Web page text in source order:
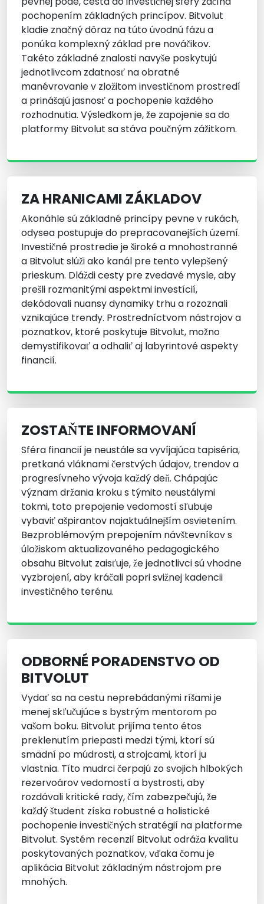
pochopením základných princípov. Bitvolut
kladie značný dôraz na túto úvodnú fázu a
ponúka komplexný základ pre nováčikov.
Takéto základné znalosti navyše poskytujú
jednotlivcom zdatnosť na obratné
manévrovanie v zložitom investičnom prostredí
a prinášajú jasnosť a pochopenie každého
rozhodnutia. Výsledkom je, že zapojenie sa do
platformy Bitvolut sa stáva poučným zážitkom.
ZA HRANICAMI ZÁKLADOV
Akonáhle sú základné princípy pevne v rukách,
odysea postupuje do prepracovanejších území.
Investičné prostredie je široké a mnohostranné
a Bitvolut slúži ako kanál pre tento vylepšený
prieskum. Dláždi cesty pre zvedavé mysle, aby
prešli rozmanitými aspektmi investícií,
dekódovali nuansy dynamiky trhu a rozoznali
vznikajúce trendy. Prostredníctvom nástrojov a
poznatkov, ktoré poskytuje Bitvolut, možno
demystifikovať a odhaliť aj labyrintové aspekty
financií.
ZOSTAŇTE INFORMOVANÍ
Sféra financií je neustále sa vyvíjajúca tapiséria,
pretkaná vláknami čerstvých údajov, trendov a
progresívneho vývoja každý deň. Chápajúc
význam držania kroku s týmito neustálymi
tokmi, toto prepojenie vedomostí sľubuje
vybaviť ašpirantov najaktuálnejším osvietením.
Bezproblémovým prepojením návštevníkov s
úložiskom aktualizovaného pedagogického
obsahu Bitvolut zaisťuje, že jednotlivci sú vhodne
vyzbrojení, aby kráčali popri svižnej kadencii
investičného terénu.
ODBORNÉ PORADENSTVO OD
BITVOLUT
Vydať sa na cestu neprebádanými ríšami je
menej skľučujúce s bystrým mentorom po
vašom boku. Bitvolut prijíma tento étos
preklenutím priepasti medzi tými, ktorí sú
smädní po múdrosti, a strojcami, ktorí ju
vlastnia. Títo mudrci čerpajú zo svojich hlbokých
rezervoárov vedomostí a bystrosti, aby
rozdávali kritické rady, čím zabezpečujú, že
každý študent získa robustné a holistické
pochopenie investičných stratégií na platforme
Bitvolut. Systém recenzií Bitvolut odráža kvalitu
poskytovaných poznatkov, vďaka čomu je
aplikácia Bitvolut základným nástrojom pre
mnohých.